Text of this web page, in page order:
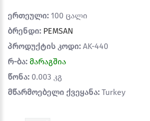
ერთეული: 100 ცალი
ბრენდი: PEMSAN
პროდუქტის კოდი: AK-440
რ-ბა: მარაგშია
წონა: 0.003 კგ
მწარმოებელი ქვეყანა: Turkey